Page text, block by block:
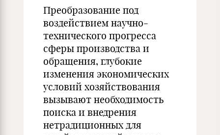
Преобразование под
воздействием научно-
технического прогресса
сферы производства и
обращения, глубокие
изменения экономических
условий хозяйствования
вызывают необходимость
поиска и внедрения
нетрадиционных для